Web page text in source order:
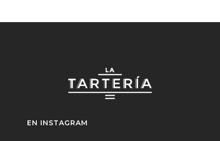
EN INSTAGRAM